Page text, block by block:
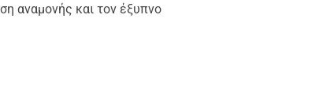
αναμονής και τον έξυπνο